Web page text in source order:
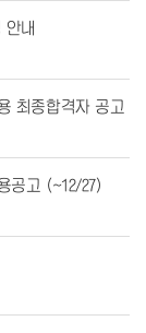
안내
최종합격자 공고
공고 (~12/27)